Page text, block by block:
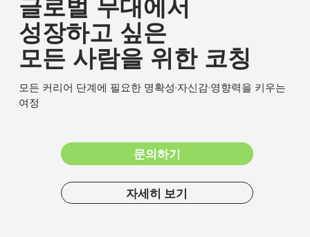
글로벌 무대에서
성장하고 싶은
모든 사람을 위한 코칭
모든 커리어 단계에 필요한 명확성·자신감·영향력을 키우는
여정
문의하기
자세히 보기